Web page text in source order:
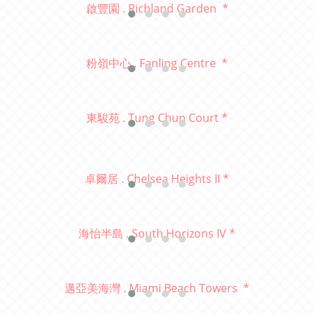
啟豐園 . Richland Garden *
粉嶺中心 . Fanling Centre *
東駿苑 . Tung Chun Court *
卓爾居 . Chelsea Heights II *
海怡半島 . South Horizons IV *
邁亞美海灣 . Miami Beach Towers *